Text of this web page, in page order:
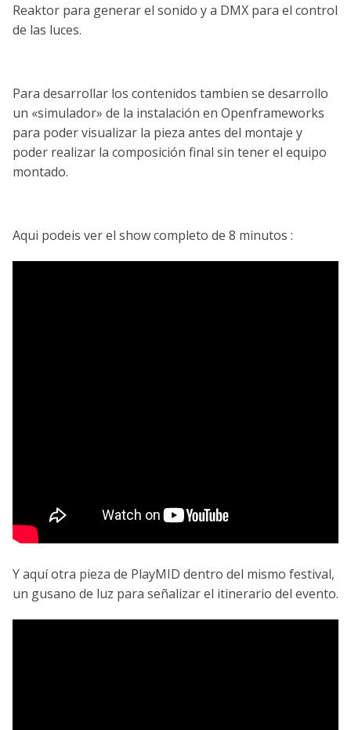
Reaktor para generar el sonido y a DMX para el control
de las luces.
Para desarrollar los contenidos tambien se desarrollo
un «simulador» de la instalación en Openframeworks
para poder visualizar la pieza antes del montaje y
poder realizar la composición final sin tener el equipo
montado.
Aqui podeis ver el show completo de 8 minutos :
Y aquí otra pieza de PlayMID dentro del mismo festival,
un gusano de luz para señalizar el itinerario del evento.